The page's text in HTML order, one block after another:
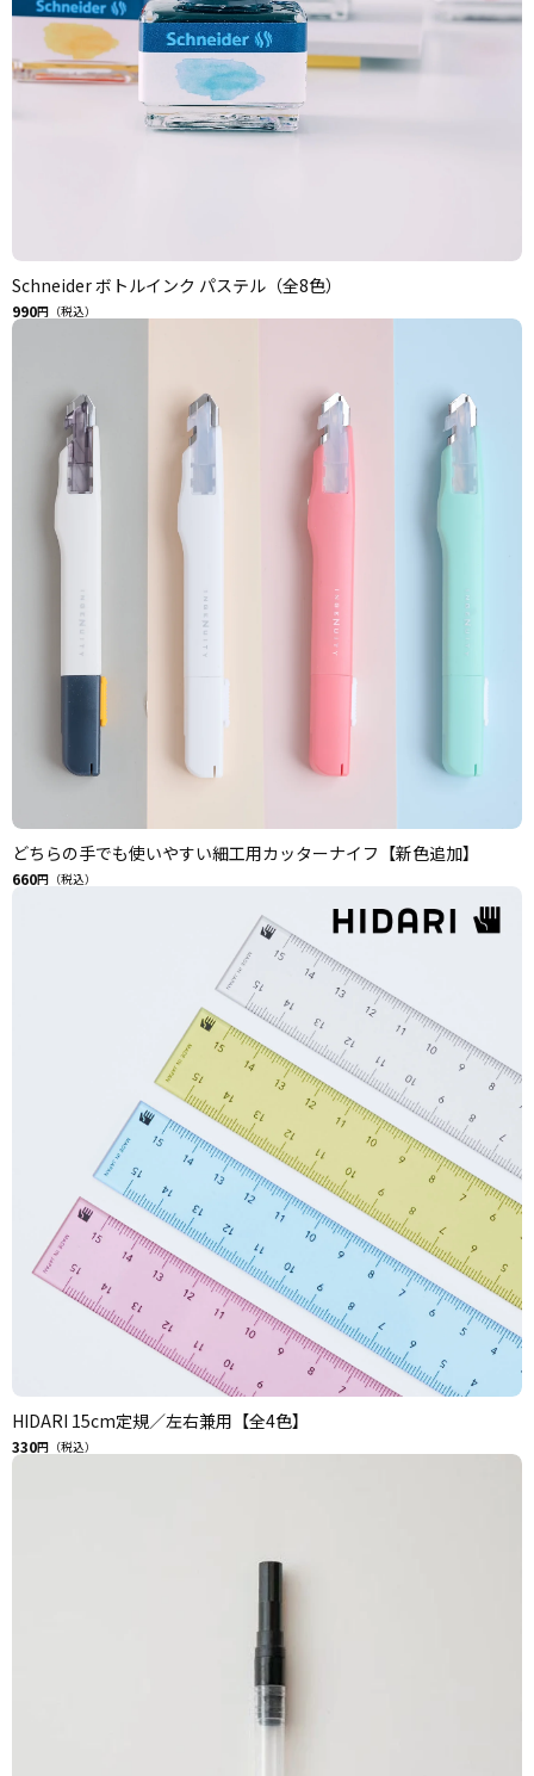
Schneider ボトルインク パステル（全8色）
990円（税込）
どちらの手でも使いやすい細工用カッターナイフ【新色追加】
660円（税込）
HIDARI 15cm定規／左右兼用【全4色】
330円（税込）